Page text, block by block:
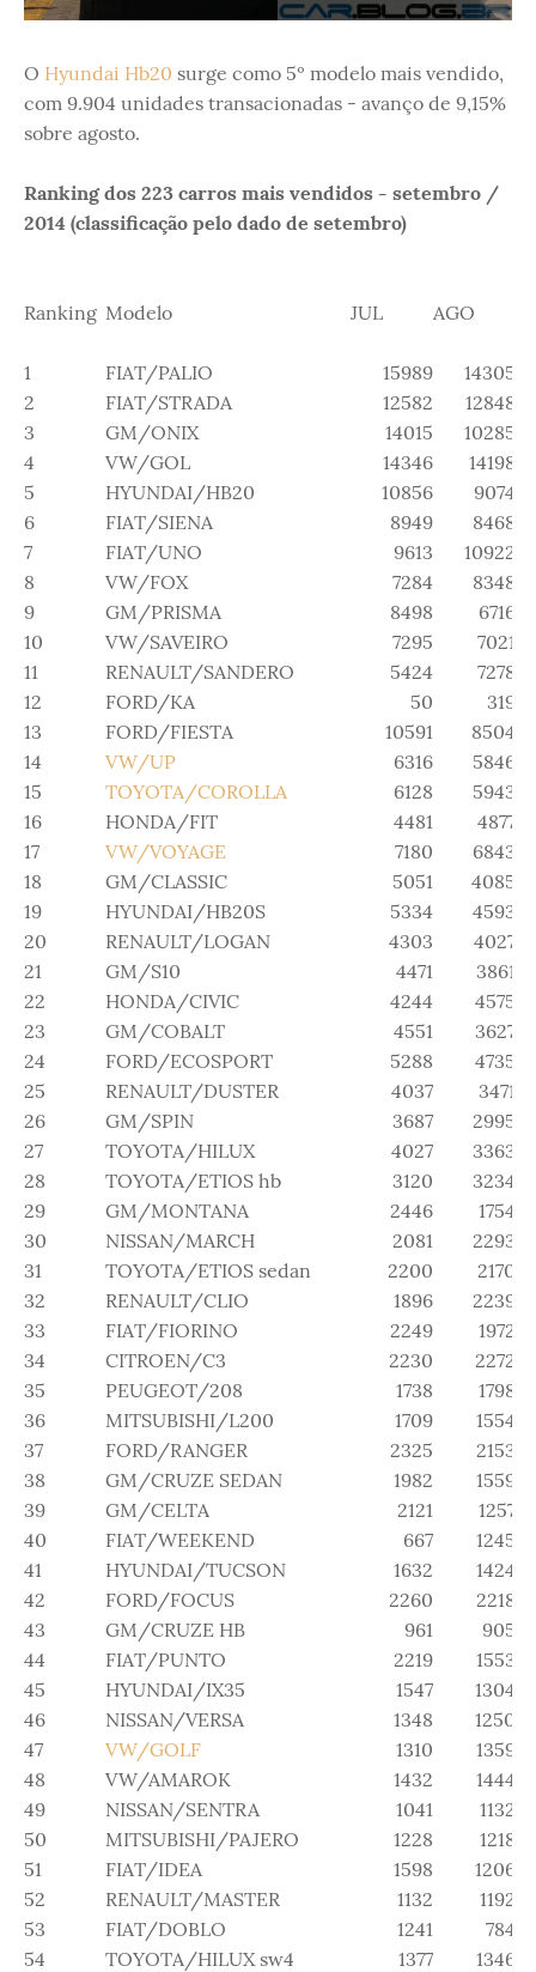
O Hyundai Hb20 surge como 5º modelo mais vendido,
com 9.904 unidades transacionadas - avanço de 9,15%
sobre agosto.
Ranking dos 223 carros mais vendidos - setembro /
2014 (classificação pelo dado de setembro)
Ranking Modelo JUL AGO
1 FIAT/PALIO 15989
14305
2
FIAT/STRADA 12582
12848
3
GM/ONIX 14015
10285
4
VW/GOL 14346
14198
5
HYUNDAI/HB20 10856
9074
6
FIAT/SIENA 8949
8468
7
FIAT/UNO 9613
10922
8
VW/FOX 7284
8348
9
GM/PRISMA 8498
6716
10
VW/SAVEIRO 7295
7021
11
RENAULT/SANDERO 5424
7278
12
FORD/KA 50
319
13
FORD/FIESTA 10591
8504
14
VW/UP 6316
5846
15
TOYOTA/COROLLA 6128
5943
16
HONDA/FIT 4481
4877
17
VW/VOYAGE 7180
6843
18
GM/CLASSIC 5051
4085
19
HYUNDAI/HB20S 5334
4593
20
RENAULT/LOGAN 4303
4027
21
GM/S10 4471
3861
22
HONDA/CIVIC 4244
4575
23
GM/COBALT 4551
3627
24
FORD/ECOSPORT 5288
4735
25
RENAULT/DUSTER 4037
3471
26
GM/SPIN 3687
2995
27
TOYOTA/HILUX 4027
3363
28
TOYOTA/ETIOS hb 3120
3234
29
GM/MONTANA 2446
1754
30
NISSAN/MARCH 2081
2293
31
TOYOTA/ETIOS sedan 2200
2170
32
RENAULT/CLIO 1896
2239
33
FIAT/FIORINO 2249
1972
34
CITROEN/C3 2230
2272
35
PEUGEOT/208 1738
1798
36
MITSUBISHI/L200 1709
1554
37
FORD/RANGER 2325
2153
38
GM/CRUZE SEDAN 1982
1559
39
GM/CELTA 2121
1257
40
FIAT/WEEKEND 667
1245
41
HYUNDAI/TUCSON 1632
1424
42
FORD/FOCUS 2260
2218
43
GM/CRUZE HB 961
905
44
FIAT/PUNTO 2219
1553
45
HYUNDAI/IX35 1547
1304
46
NISSAN/VERSA 1348
1250
47
VW/GOLF 1310
1359
48
VW/AMAROK 1432
1444
49
NISSAN/SENTRA 1041
1132
50
MITSUBISHI/PAJERO 1228
1218
51
FIAT/IDEA 1598
1206
52
RENAULT/MASTER 1132
1192
53
FIAT/DOBLO 1241
784
54
TOYOTA/HILUX sw4 1377
1346